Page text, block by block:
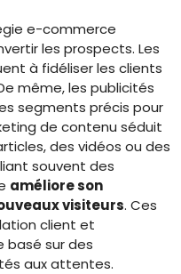
e-commerce
les prospects. Les
à fidéliser les clients
même, les publicités
segments précis pour
de contenu séduit
des vidéos ou des
souvent des
améliore son
visiteurs. Ces
client et
basé sur des
aux attentes.